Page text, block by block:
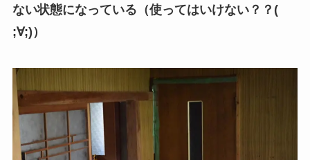
ない状態になっている（使ってはいけない？？(
;∀;)）